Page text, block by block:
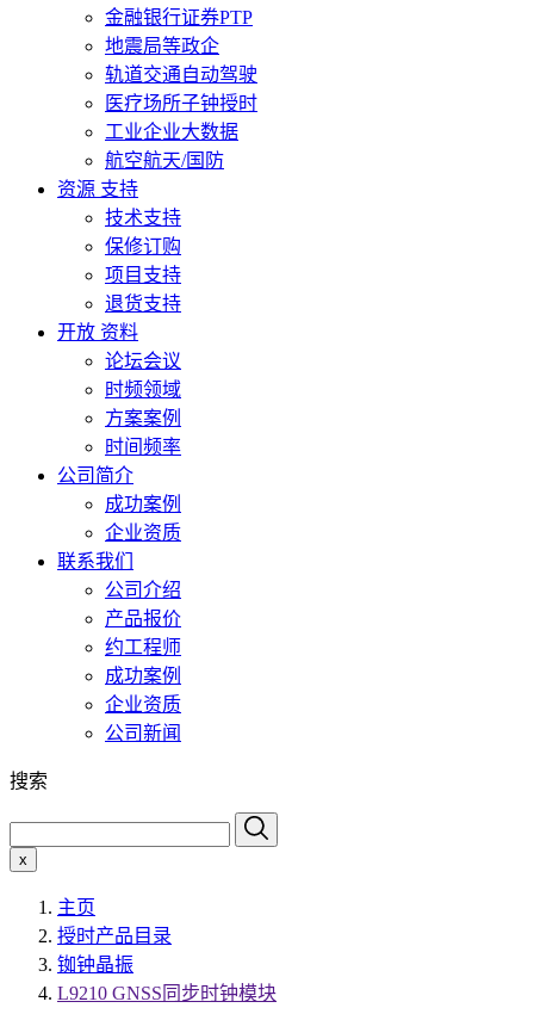
金融银行证券PTP
地震局等政企
轨道交通自动驾驶
医疗场所子钟授时
工业企业大数据
航空航天/国防
资源 支持
技术支持
保修订购
项目支持
退货支持
开放 资料
论坛会议
时频领域
方案案例
时间频率
公司简介
成功案例
企业资质
联系我们
公司介绍
产品报价
约工程师
成功案例
企业资质
公司新闻
搜索
x
主页
授时产品目录
铷钟晶振
L9210 GNSS同步时钟模块